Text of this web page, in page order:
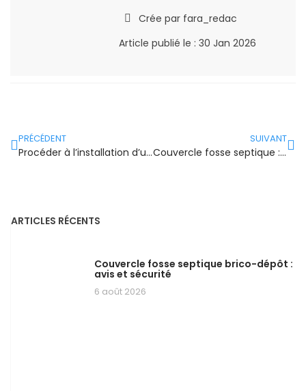
Crée parfara_redac
Article publié le : 30 Jan 2026
PRÉCÉDENT
Procéder à l’installation d’une fosse toutes eaux
SUIVANT
Couvercle fosse septique : rôle et importance
ARTICLES RÉCENTS
Couvercle fosse septique brico-dépôt :
avis et sécurité
6 août 2026